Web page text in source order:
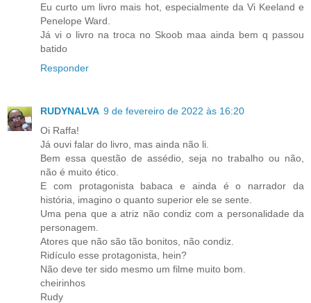
Eu curto um livro mais hot, especialmente da Vi Keeland e
Penelope Ward.
Já vi o livro na troca no Skoob maa ainda bem q passou
batido
Responder
RUDYNALVA 9 de fevereiro de 2022 às 16:20
Oi Raffa!
Já ouvi falar do livro, mas ainda não li.
Bem essa questão de assédio, seja no trabalho ou não,
não é muito ético.
E com protagonista babaca e ainda é o narrador da
história, imagino o quanto superior ele se sente.
Uma pena que a atriz não condiz com a personalidade da
personagem.
Atores que não são tão bonitos, não condiz.
Ridículo esse protagonista, hein?
Não deve ter sido mesmo um filme muito bom.
cheirinhos
Rudy